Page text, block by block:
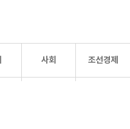
사회 조선경제